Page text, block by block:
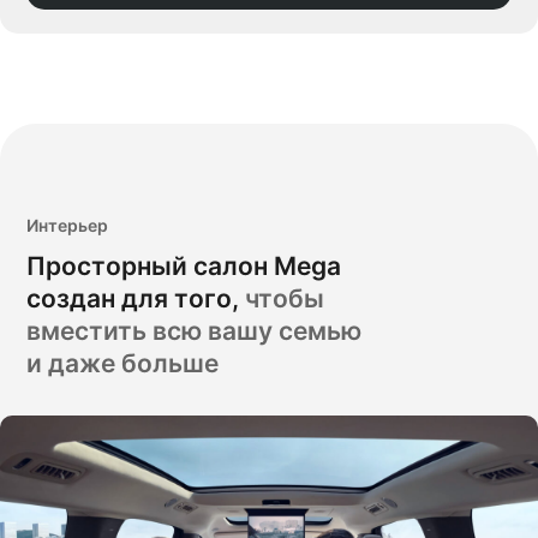
Просторный салон Mega
создан для того, чтобы
вместить всю вашу семью
и даже больше
Интерьер